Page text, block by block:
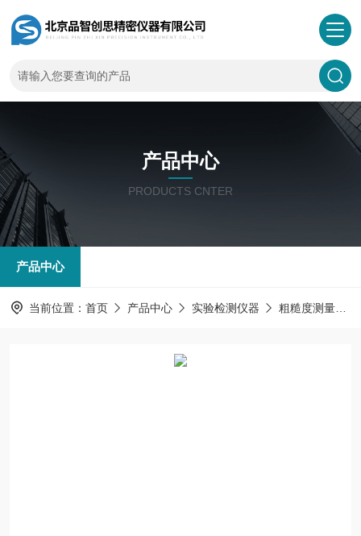
产品中心
PRODUCTS CNTER
产品中心
当前位置： 首页 产品中心 实验检测仪器 粗糙度测量仪